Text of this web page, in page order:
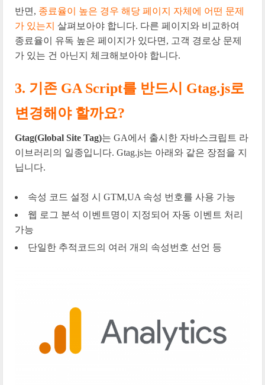
반면, 종료율이 높은 경우 해당 페이지 자체에 어떤 문제
가 있는지 살펴보아야 합니다. 다른 페이지와 비교하여
종료율이 유독 높은 페이지가 있다면, 고객 경로상 문제
가 있는 건 아닌지 체크해보아야 합니다.
3. 기존 GA Script를 반드시 Gtag.js로
변경해야 할까요?
Gtag(Global Site Tag)는 GA에서 출시한 자바스크립트 라
이브러리의 일종입니다. Gtag.js는 아래와 같은 장점을 지
닙니다.
속성 코드 설정 시 GTM,UA 속성 번호를 사용 가능
웹 로그 분석 이벤트명이 지정되어 자동 이벤트 처리
가능
단일한 추적코드의 여러 개의 속성번호 선언 등